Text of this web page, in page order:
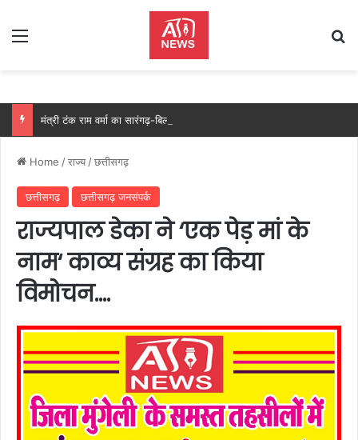
Menu
Home /राज्य /छत्तीसगढ़
छत्तीसगढ़ छत्तीसगढ़ जनसंपर्क
राज्यपाल डेका ने ‘एक पेड़ मां के
नाम‘ काव्य संग्रह का किया
विमोचन….